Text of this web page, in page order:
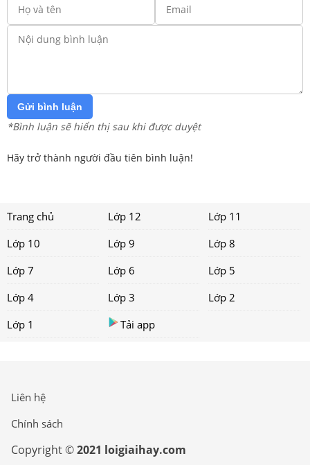
Gửi bình luận
*Bình luận sẽ hiển thị sau khi được duyệt
Hãy trở thành người đầu tiên bình luận!
Trang chủ Lớp 12
Lớp 11
Lớp 10
Lớp 9
Lớp 8
Lớp 7
Lớp 6
Lớp 5
Lớp 4
Lớp 3
Lớp 2
Lớp 1
Tải app
Liên hệ
Chính sách
Copyright ©2021 loigiaihay.com